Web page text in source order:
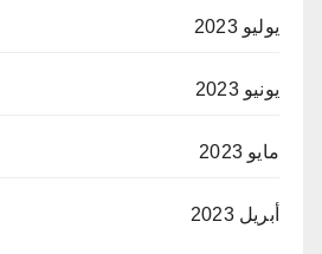
يوليو 2023
يونيو 2023
مايو 2023
أبريل 2023